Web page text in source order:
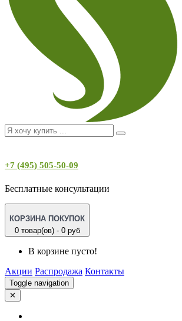
+7 (495) 505-50-09
Бесплатные консультации
КОРЗИНА ПОКУПОК
0 товар(ов) - 0 руб
В корзине пусто!
Акции Распродажа Контакты
Toggle navigation
✕